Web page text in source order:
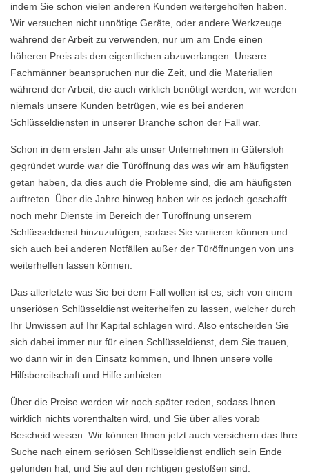
indem Sie schon vielen anderen Kunden weitergeholfen haben.
Wir versuchen nicht unnötige Geräte, oder andere Werkzeuge
während der Arbeit zu verwenden, nur um am Ende einen
höheren Preis als den eigentlichen abzuverlangen. Unsere
Fachmänner beanspruchen nur die Zeit, und die Materialien
während der Arbeit, die auch wirklich benötigt werden, wir werden
niemals unsere Kunden betrügen, wie es bei anderen
Schlüsseldiensten in unserer Branche schon der Fall war.
Schon in dem ersten Jahr als unser Unternehmen in Gütersloh
gegründet wurde war die Türöffnung das was wir am häufigsten
getan haben, da dies auch die Probleme sind, die am häufigsten
auftreten. Über die Jahre hinweg haben wir es jedoch geschafft
noch mehr Dienste im Bereich der Türöffnung unserem
Schlüsseldienst hinzuzufügen, sodass Sie variieren können und
sich auch bei anderen Notfällen außer der Türöffnungen von uns
weiterhelfen lassen können.
Das allerletzte was Sie bei dem Fall wollen ist es, sich von einem
unseriösen Schlüsseldienst weiterhelfen zu lassen, welcher durch
Ihr Unwissen auf Ihr Kapital schlagen wird. Also entscheiden Sie
sich dabei immer nur für einen Schlüsseldienst, dem Sie trauen,
wo dann wir in den Einsatz kommen, und Ihnen unsere volle
Hilfsbereitschaft und Hilfe anbieten.
Über die Preise werden wir noch später reden, sodass Ihnen
wirklich nichts vorenthalten wird, und Sie über alles vorab
Bescheid wissen. Wir können Ihnen jetzt auch versichern das Ihre
Suche nach einem seriösen Schlüsseldienst endlich sein Ende
gefunden hat, und Sie auf den richtigen gestoßen sind.